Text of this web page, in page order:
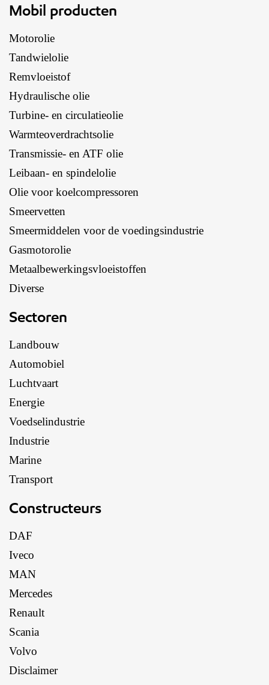
Mobil producten
Motorolie
Tandwielolie
Remvloeistof
Hydraulische olie
Turbine- en circulatieolie
Warmteoverdrachtsolie
Transmissie- en ATF olie
Leibaan- en spindelolie
Olie voor koelcompressoren
Smeervetten
Smeermiddelen voor de voedingsindustrie
Gasmotorolie
Metaalbewerkingsvloeistoffen
Diverse
Sectoren
Landbouw
Automobiel
Luchtvaart
Energie
Voedselindustrie
Industrie
Marine
Transport
Constructeurs
DAF
Iveco
MAN
Mercedes
Renault
Scania
Volvo
Disclaimer